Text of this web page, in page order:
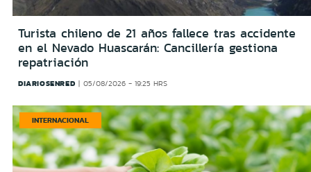
Turista chileno de 21 años fallece tras accidente
en el Nevado Huascarán: Cancillería gestiona
repatriación
DIARIOSENRED 05/08/2026 - 19:25 HRS
INTERNACIONAL